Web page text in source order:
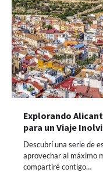
Explorando
para un Viaje
Descubrí una serie de
aprovechar al máximo
compartiré contigo…